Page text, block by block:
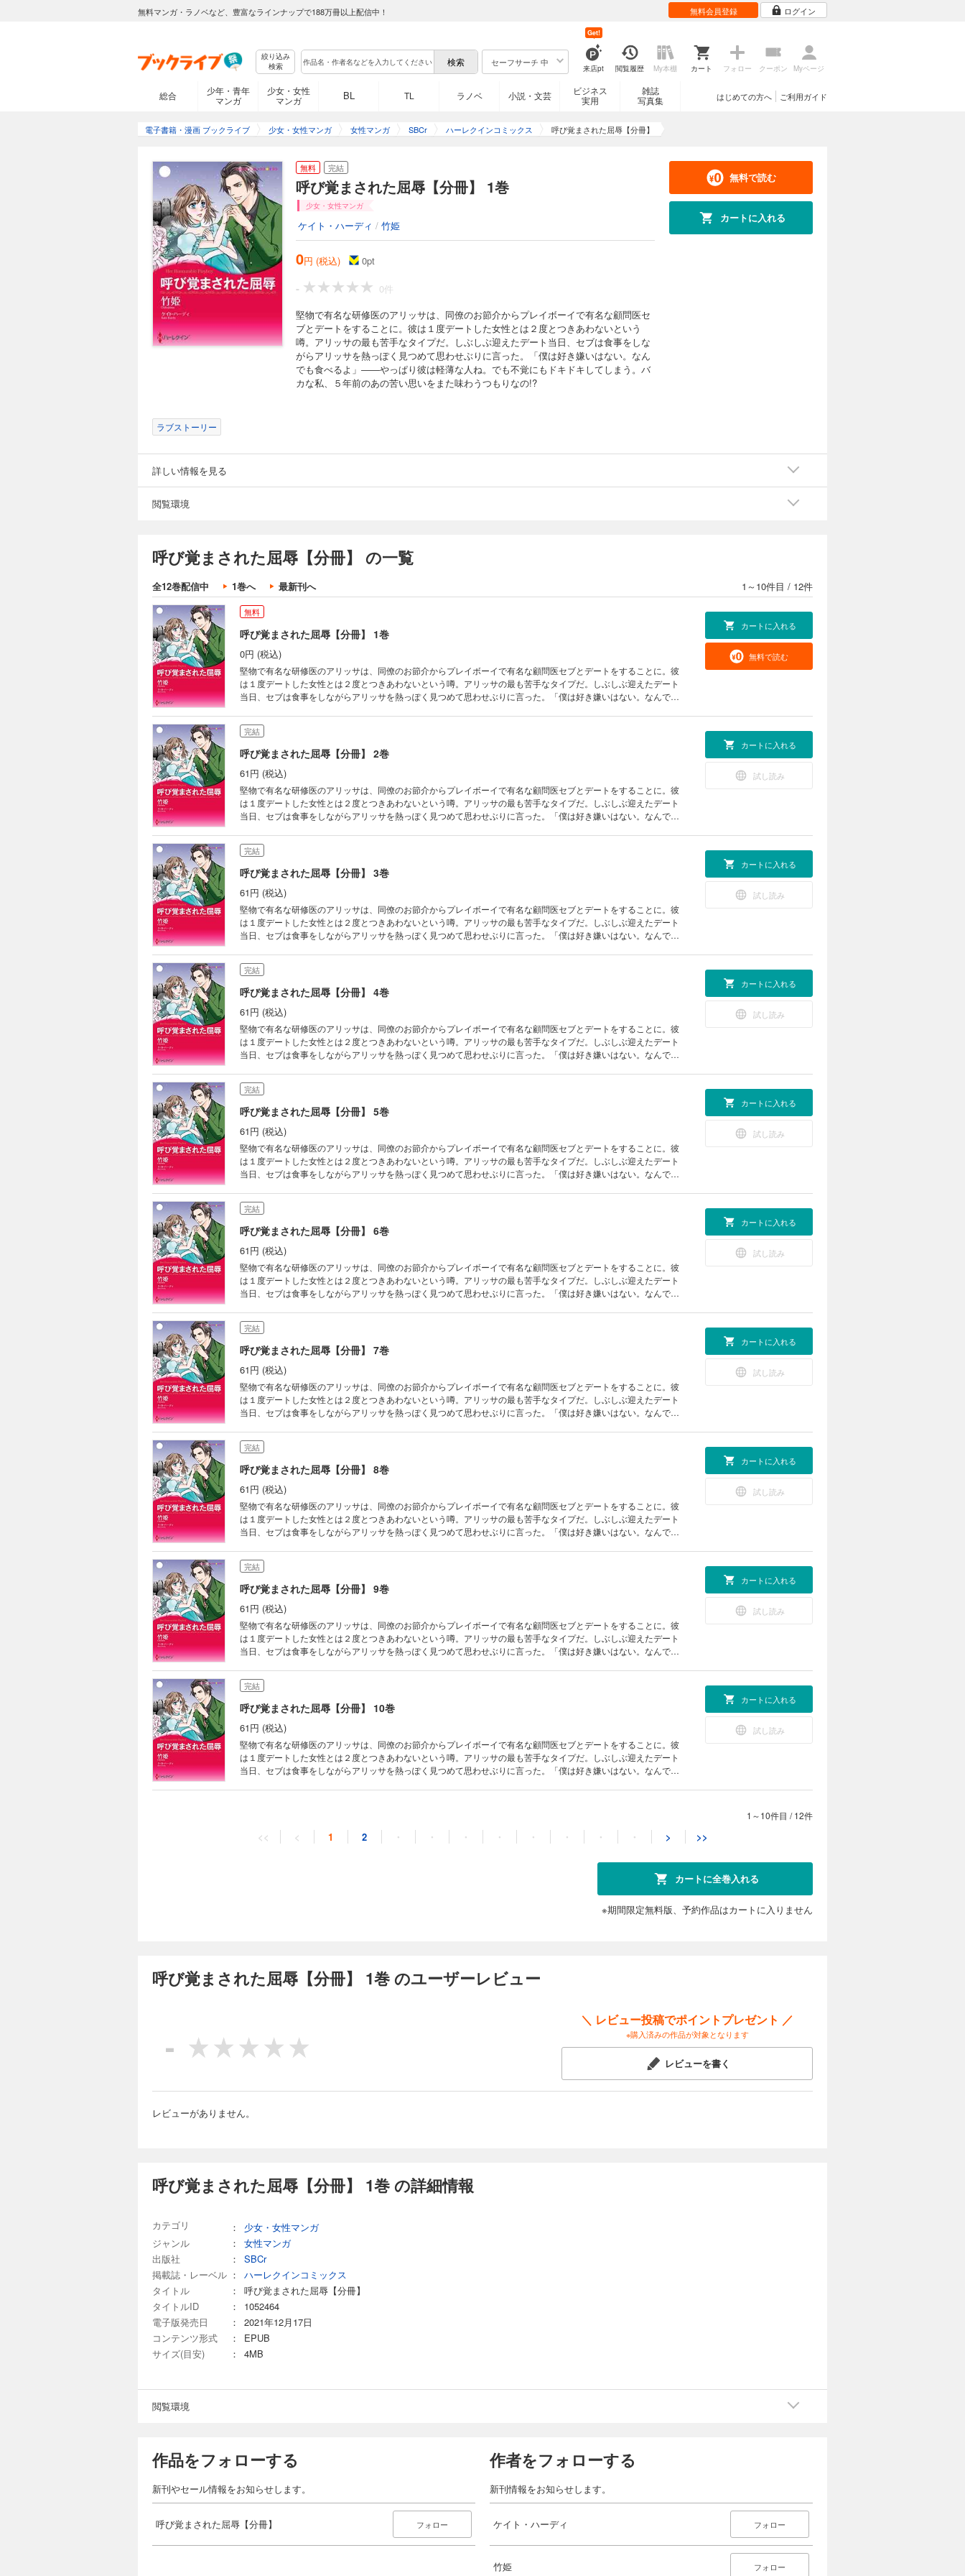
無料マンガ・ラノベなど、豊富なラインナップで188万冊以上配信中！ 無料会員登録 ログイン
絞り込み
検索
セーフサーチ 中
来店pt
Get!
閲覧履歴 My本棚 カート フォロー クーポン Myページ
総合
少年・青年
マンガ
少女・女性
マンガ
BL TL ラノベ 小説・文芸
ビジネス
実用
雑誌
写真集
ご利用ガイド
はじめての方へ
電子書籍・漫画 ブックライブ 少女・女性マンガ 女性マンガ SBCr ハーレクインコミックス 呼び覚まされた屈辱【分冊】
無料 完結
呼び覚まされた屈辱【分冊】 1巻
少女・女性マンガ
ケイト・ハーディ / 竹姫
0円 (税込) 0pt
-
0件
堅物で有名な研修医のアリッサは、同僚のお節介からプレイボーイで有名な顧問医セ
ブとデートをすることに。彼は１度デートした女性とは２度とつきあわないという
噂。アリッサの最も苦手なタイプだ。しぶしぶ迎えたデート当日、セブは食事をしな
がらアリッサを熱っぽく見つめて思わせぶりに言った。「僕は好き嫌いはない。なん
でも食べるよ」――やっぱり彼は軽薄な人ね。でも不覚にもドキドキしてしまう。バ
カな私、５年前のあの苦い思いをまた味わうつもりなの!?
無料で読む
カートに入れる
ラブストーリー
詳しい情報を見る
閲覧環境
呼び覚まされた屈辱【分冊】 の一覧
全12巻配信中 1巻へ 最新刊へ 1～10件目 / 12件
無料
呼び覚まされた屈辱【分冊】 1巻
0円 (税込)
堅物で有名な研修医のアリッサは、同僚のお節介からプレイボーイで有名な顧問医セブとデートをすることに。彼
は１度デートした女性とは２度とつきあわないという噂。アリッサの最も苦手なタイプだ。しぶしぶ迎えたデート
当日、セブは食事をしながらアリッサを熱っぽく見つめて思わせぶりに言った。「僕は好き嫌いはない。なんでも
また味わうつもりなの!?
カートに入れる
無料で読む
完結
呼び覚まされた屈辱【分冊】 2巻
61円 (税込)
堅物で有名な研修医のアリッサは、同僚のお節介からプレイボーイで有名な顧問医セブとデートをすることに。彼
は１度デートした女性とは２度とつきあわないという噂。アリッサの最も苦手なタイプだ。しぶしぶ迎えたデート
当日、セブは食事をしながらアリッサを熱っぽく見つめて思わせぶりに言った。「僕は好き嫌いはない。なんでも
また味わうつもりなの!?
カートに入れる
試し読み
完結
呼び覚まされた屈辱【分冊】 3巻
61円 (税込)
堅物で有名な研修医のアリッサは、同僚のお節介からプレイボーイで有名な顧問医セブとデートをすることに。彼
は１度デートした女性とは２度とつきあわないという噂。アリッサの最も苦手なタイプだ。しぶしぶ迎えたデート
当日、セブは食事をしながらアリッサを熱っぽく見つめて思わせぶりに言った。「僕は好き嫌いはない。なんでも
また味わうつもりなの!?
カートに入れる
試し読み
完結
呼び覚まされた屈辱【分冊】 4巻
61円 (税込)
堅物で有名な研修医のアリッサは、同僚のお節介からプレイボーイで有名な顧問医セブとデートをすることに。彼
は１度デートした女性とは２度とつきあわないという噂。アリッサの最も苦手なタイプだ。しぶしぶ迎えたデート
当日、セブは食事をしながらアリッサを熱っぽく見つめて思わせぶりに言った。「僕は好き嫌いはない。なんでも
また味わうつもりなの!?
カートに入れる
試し読み
完結
呼び覚まされた屈辱【分冊】 5巻
61円 (税込)
堅物で有名な研修医のアリッサは、同僚のお節介からプレイボーイで有名な顧問医セブとデートをすることに。彼
は１度デートした女性とは２度とつきあわないという噂。アリッサの最も苦手なタイプだ。しぶしぶ迎えたデート
当日、セブは食事をしながらアリッサを熱っぽく見つめて思わせぶりに言った。「僕は好き嫌いはない。なんでも
また味わうつもりなの!?
カートに入れる
試し読み
完結
呼び覚まされた屈辱【分冊】 6巻
61円 (税込)
堅物で有名な研修医のアリッサは、同僚のお節介からプレイボーイで有名な顧問医セブとデートをすることに。彼
は１度デートした女性とは２度とつきあわないという噂。アリッサの最も苦手なタイプだ。しぶしぶ迎えたデート
当日、セブは食事をしながらアリッサを熱っぽく見つめて思わせぶりに言った。「僕は好き嫌いはない。なんでも
また味わうつもりなの!?
カートに入れる
試し読み
完結
呼び覚まされた屈辱【分冊】 7巻
61円 (税込)
堅物で有名な研修医のアリッサは、同僚のお節介からプレイボーイで有名な顧問医セブとデートをすることに。彼
は１度デートした女性とは２度とつきあわないという噂。アリッサの最も苦手なタイプだ。しぶしぶ迎えたデート
当日、セブは食事をしながらアリッサを熱っぽく見つめて思わせぶりに言った。「僕は好き嫌いはない。なんでも
また味わうつもりなの!?
カートに入れる
試し読み
完結
呼び覚まされた屈辱【分冊】 8巻
61円 (税込)
堅物で有名な研修医のアリッサは、同僚のお節介からプレイボーイで有名な顧問医セブとデートをすることに。彼
は１度デートした女性とは２度とつきあわないという噂。アリッサの最も苦手なタイプだ。しぶしぶ迎えたデート
当日、セブは食事をしながらアリッサを熱っぽく見つめて思わせぶりに言った。「僕は好き嫌いはない。なんでも
また味わうつもりなの!?
カートに入れる
試し読み
完結
呼び覚まされた屈辱【分冊】 9巻
61円 (税込)
堅物で有名な研修医のアリッサは、同僚のお節介からプレイボーイで有名な顧問医セブとデートをすることに。彼
は１度デートした女性とは２度とつきあわないという噂。アリッサの最も苦手なタイプだ。しぶしぶ迎えたデート
当日、セブは食事をしながらアリッサを熱っぽく見つめて思わせぶりに言った。「僕は好き嫌いはない。なんでも
また味わうつもりなの!?
カートに入れる
試し読み
完結
呼び覚まされた屈辱【分冊】 10巻
61円 (税込)
堅物で有名な研修医のアリッサは、同僚のお節介からプレイボーイで有名な顧問医セブとデートをすることに。彼
は１度デートした女性とは２度とつきあわないという噂。アリッサの最も苦手なタイプだ。しぶしぶ迎えたデート
当日、セブは食事をしながらアリッサを熱っぽく見つめて思わせぶりに言った。「僕は好き嫌いはない。なんでも
カートに入れる
試し読み
呼び覚まされた屈辱【分冊】 11巻
61円 (税込)
堅物で有名な研修医のアリッサは、同僚のお節介からプレイボーイで有名な顧問医セブとデートをすることに。彼
は１度デートした女性とは２度とつきあわないという噂。アリッサの最も苦手なタイプだ。しぶしぶ迎えたデート
当日、セブは食事をしながらアリッサを熱っぽく見つめて思わせぶりに言った。「僕は好き嫌いはない。なんでも
カートに入れる
堅物で有名な研修医のアリッサは、同僚のお節介からプレイボーイで有名な顧問医セブとデートをすることに。彼
食べるよ」――やっぱり彼は軽薄な人ね。でも不覚にもドキドキしてしまう。バカな私、５年前のあの苦い思いを
1～10件目 /12件
<< < 1 2 ・ ・ ・ ・ ・ ・ ・ ・ > >>
カートに全巻入れる
※期間限定無料版、予約作品はカートに入りません
呼び覚まされた屈辱【分冊】 1巻 のユーザーレビュー
-
＼ レビュー投稿でポイントプレゼント ／
※購入済みの作品が対象となります
レビューを書く
レビューがありません。
呼び覚まされた屈辱【分冊】 1巻 の詳細情報
カテゴリ ：
少女・女性マンガ
ジャンル
：
女性マンガ
出版社
：
SBCr
掲載誌・レーベル ：
ハーレクインコミックス
タイトル
：
呼び覚まされた屈辱【分冊】
タイトルID
：
1052464
電子版発売日
：
2021年12月17日
コンテンツ形式
：
EPUB
サイズ(目安)
： 4MB
閲覧環境
作品をフォローする
新刊やセール情報をお知らせします。
呼び覚まされた屈辱【分冊】 フォロー
作者をフォローする
新刊情報をお知らせします。
ケイト・ハーディ フォロー
竹姫 フォロー